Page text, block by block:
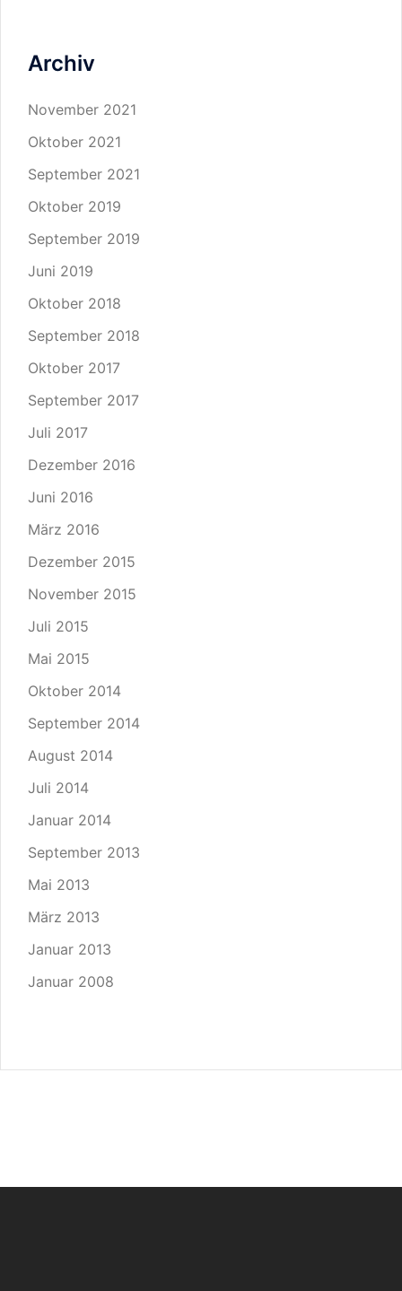
Archiv
November 2021
Oktober 2021
September 2021
Oktober 2019
September 2019
Juni 2019
Oktober 2018
September 2018
Oktober 2017
September 2017
Juli 2017
Dezember 2016
Juni 2016
März 2016
Dezember 2015
November 2015
Juli 2015
Mai 2015
Oktober 2014
September 2014
August 2014
Juli 2014
Januar 2014
September 2013
Mai 2013
März 2013
Januar 2013
Januar 2008